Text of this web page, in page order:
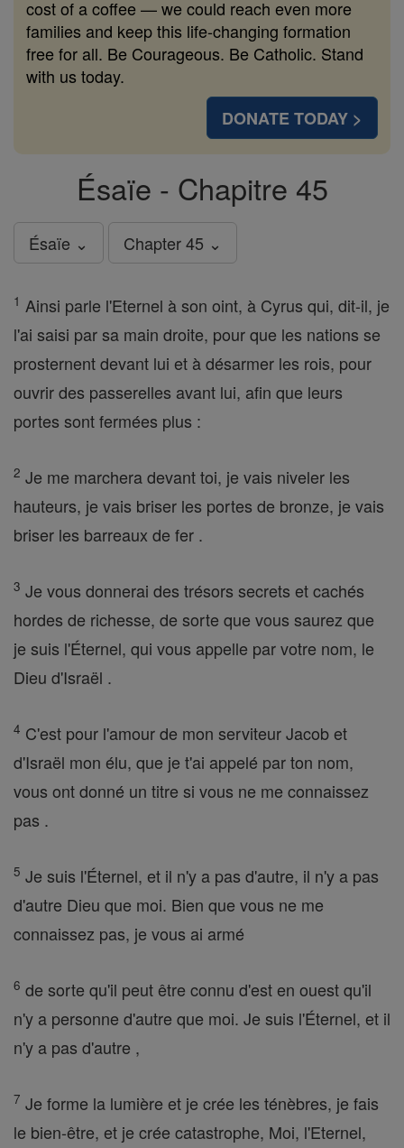
cost of a coffee — we could reach even more
families and keep this life-changing formation
free for all. Be Courageous. Be Catholic. Stand
with us today.
DONATE TODAY >
Ésaïe - Chapitre 45
Ésaïe ⌄ Chapter 45 ⌄
1 Ainsi parle l'Eternel à son oint, à Cyrus qui, dit-il, je
l'ai saisi par sa main droite, pour que les nations se
prosternent devant lui et à désarmer les rois, pour
ouvrir des passerelles avant lui, afin que leurs
portes sont fermées plus :
2 Je me marchera devant toi, je vais niveler les
hauteurs, je vais briser les portes de bronze, je vais
briser les barreaux de fer .
3 Je vous donnerai des trésors secrets et cachés
hordes de richesse, de sorte que vous saurez que
je suis l'Éternel, qui vous appelle par votre nom, le
Dieu d'Israël .
4 C'est pour l'amour de mon serviteur Jacob et
d'Israël mon élu, que je t'ai appelé par ton nom,
vous ont donné un titre si vous ne me connaissez
pas .
5 Je suis l'Éternel, et il n'y a pas d'autre, il n'y a pas
d'autre Dieu que moi. Bien que vous ne me
connaissez pas, je vous ai armé
6 de sorte qu'il peut être connu d'est en ouest qu'il
n'y a personne d'autre que moi. Je suis l'Éternel, et il
n'y a pas d'autre ,
7 Je forme la lumière et je crée les ténèbres, je fais
le bien-être, et je crée catastrophe, Moi, l'Eternel,